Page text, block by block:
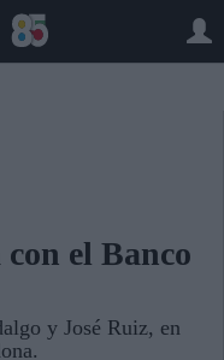
el Banco